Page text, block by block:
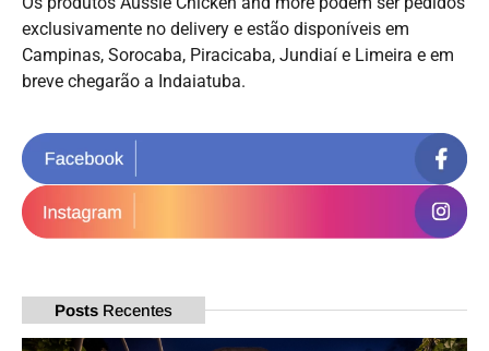
exclusivamente no delivery e estão disponíveis em
Campinas, Sorocaba, Piracicaba, Jundiaí e Limeira e em
breve chegarão a Indaiatuba.
Posts Recentes